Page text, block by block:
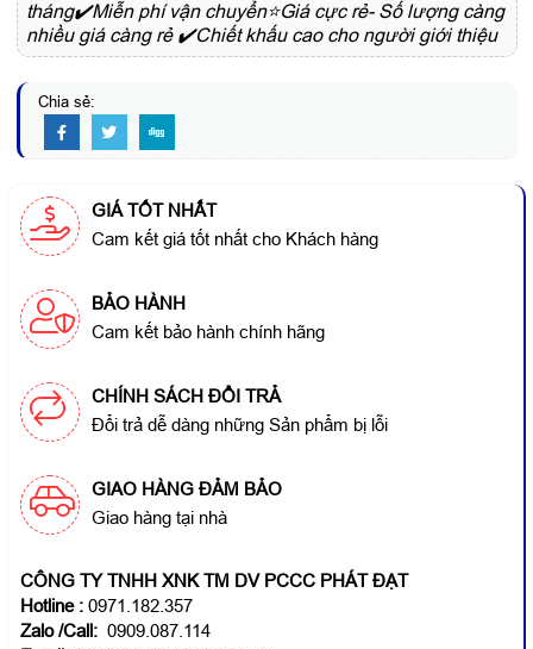
tháng✔️Miễn phí vận chuyển⭐Giá cực rẻ- Số lượng càng
nhiều giá càng rẻ ✔️Chiết khấu cao cho người giới thiệu
Chia sẻ:
GIÁ TỐT NHẤT
Cam kết giá tốt nhất cho Khách hàng
BẢO HÀNH
Cam kết bảo hành chính hãng
CHÍNH SÁCH ĐỔI TRẢ
Đổi trả dễ dàng những Sản phẩm bị lỗi
GIAO HÀNG ĐẢM BẢO
Giao hàng tại nhà
CÔNG TY TNHH XNK TM DV PCCC PHÁT ĐẠT
Hotline : 0971.182.357
Zalo /Call:0909.087.114